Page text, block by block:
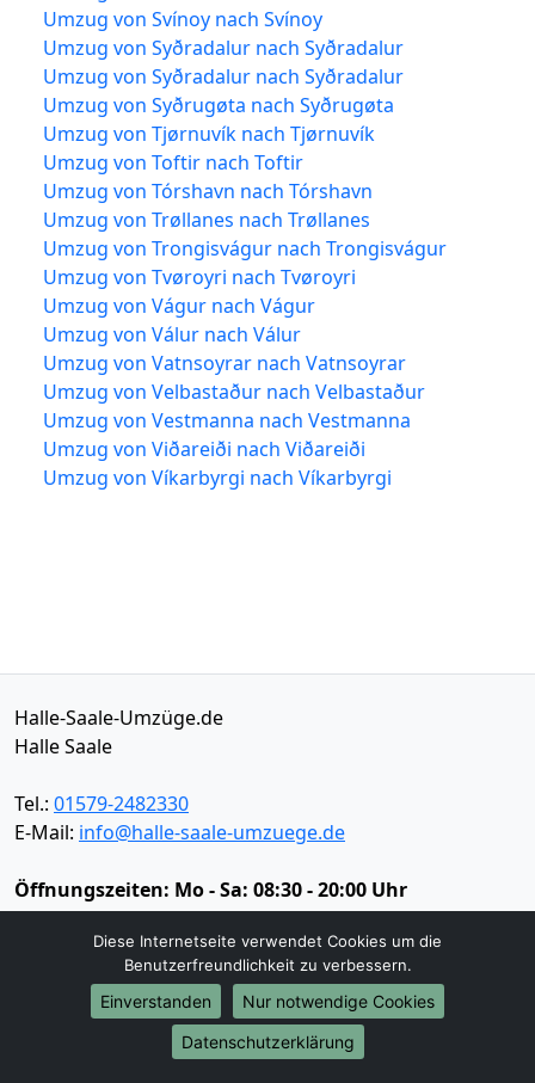
Umzug von Svínoy nach Svínoy
Umzug von Syðradalur nach Syðradalur
Umzug von Syðradalur nach Syðradalur
Umzug von Syðrugøta nach Syðrugøta
Umzug von Tjørnuvík nach Tjørnuvík
Umzug von Toftir nach Toftir
Umzug von Tórshavn nach Tórshavn
Umzug von Trøllanes nach Trøllanes
Umzug von Trongisvágur nach Trongisvágur
Umzug von Tvøroyri nach Tvøroyri
Umzug von Vágur nach Vágur
Umzug von Válur nach Válur
Umzug von Vatnsoyrar nach Vatnsoyrar
Umzug von Velbastaður nach Velbastaður
Umzug von Vestmanna nach Vestmanna
Umzug von Viðareiði nach Viðareiði
Umzug von Víkarbyrgi nach Víkarbyrgi
Halle-Saale-Umzüge.de
Halle Saale
Tel.: 01579-2482330
E-Mail: info@halle-saale-umzuege.de
Öffnungszeiten: Mo - Sa: 08:30 - 20:00 Uhr
Impressum
Datenschutz
Umzugsservice
Diese Internetseite verwendet Cookies um die
Benutzerfreundlichkeit zu verbessern.
Einverstanden
Nur notwendige Cookies
Datenschutzerklärung